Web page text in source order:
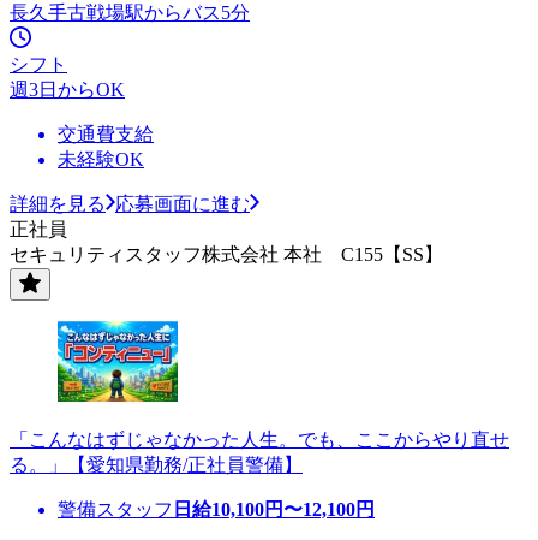
長久手古戦場駅からバス5分
シフト
週3日からOK
交通費支給
未経験OK
詳細を見る
応募画面に進む
正社員
セキュリティスタッフ株式会社 本社 C155【SS】
「こんなはずじゃなかった人生。でも、ここからやり直せ
る。」【愛知県勤務/正社員警備】
警備スタッフ 日給10,100円〜12,100円